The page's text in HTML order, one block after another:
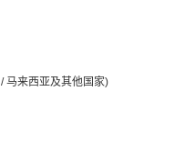
马来西亚及其他国家)